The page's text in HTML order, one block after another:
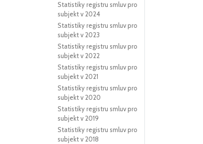
Statistiky registru smluv pro
subjekt v 2024
Statistiky registru smluv pro
subjekt v 2023
Statistiky registru smluv pro
subjekt v 2022
Statistiky registru smluv pro
subjekt v 2021
Statistiky registru smluv pro
subjekt v 2020
Statistiky registru smluv pro
subjekt v 2019
Statistiky registru smluv pro
subjekt v 2018